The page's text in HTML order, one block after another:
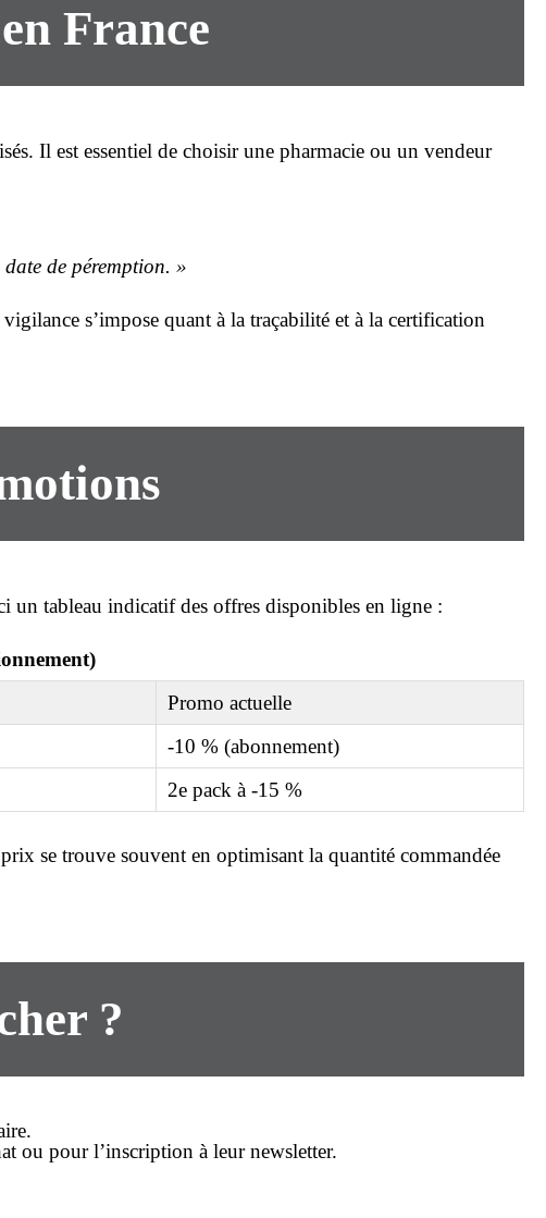
France
Il est essentiel de choisir une pharmacie ou un vendeur
de péremption. »
s’impose quant à la traçabilité et à la certification
un tableau indicatif des offres disponibles en ligne :
Promo actuelle
-10 % (abonnement)
2e pack à -15 %
se trouve souvent en optimisant la quantité commandée
?
ou pour l’inscription à leur newsletter.